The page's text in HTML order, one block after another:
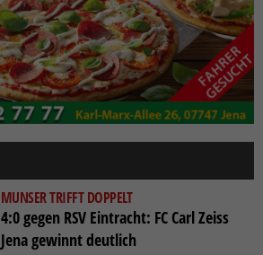
MUNSER TRIFFT DOPPELT
4:0 gegen RSV Eintracht: FC Carl Zeiss
Jena gewinnt deutlich